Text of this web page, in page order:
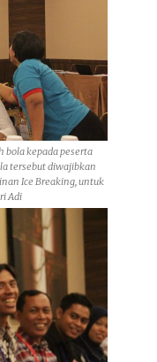
bola kepada peserta
tersebut diwajibkan
Ice Breaking, untuk
Adi